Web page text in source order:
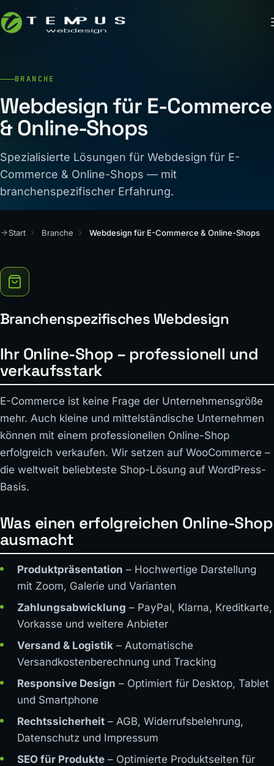
BRANCHE
Webdesign für E-Commerce
& Online-Shops
Spezialisierte Lösungen für Webdesign für E-
Commerce & Online-Shops — mit
branchenspezifischer Erfahrung.
Start Branche Webdesign für E-Commerce & Online-Shops
Branchenspezifisches Webdesign
Ihr Online-Shop – professionell und
verkaufsstark
E-Commerce ist keine Frage der Unternehmensgröße
mehr. Auch kleine und mittelständische Unternehmen
können mit einem professionellen Online-Shop
erfolgreich verkaufen. Wir setzen auf WooCommerce –
die weltweit beliebteste Shop-Lösung auf WordPress-
Basis.
Was einen erfolgreichen Online-Shop
ausmacht
Produktpräsentation – Hochwertige Darstellung
mit Zoom, Galerie und Varianten
Zahlungsabwicklung – PayPal, Klarna, Kreditkarte,
Vorkasse und weitere Anbieter
Versand & Logistik – Automatische
Versandkostenberechnung und Tracking
Responsive Design – Optimiert für Desktop, Tablet
und Smartphone
Rechtssicherheit – AGB, Widerrufsbelehrung,
Datenschutz und Impressum
SEO für Produkte – Optimierte Produktseiten für